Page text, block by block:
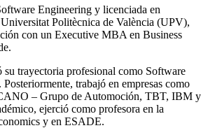
Engineering y licenciada en
Politècnica de València (UPV),
con un Executive MBA en Business
su trayectoria profesional como Software
trabajó en empresas como
– Grupo de Automoción, TBT, IBM y
ejerció como profesora en la
y en ESADE.